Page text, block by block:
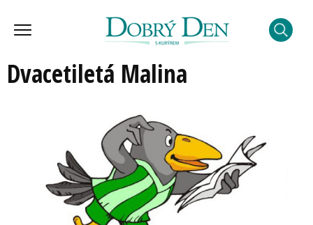
Dvacetiletá Malina